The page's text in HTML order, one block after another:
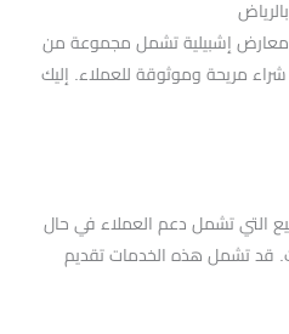
معارض إشبيلية تشمل مجموعة من
شراء مريحة وموثوقة للعملاء. إليك
التي تشمل دعم العملاء في حال
قد تشمل هذه الخدمات تقديم